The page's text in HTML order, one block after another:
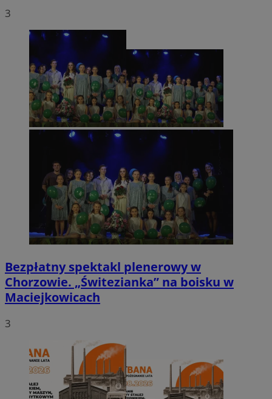
3
Bezpłatny spektakl plenerowy w
Chorzowie. „Świtezianka” na boisku w
Maciejkowicach
3